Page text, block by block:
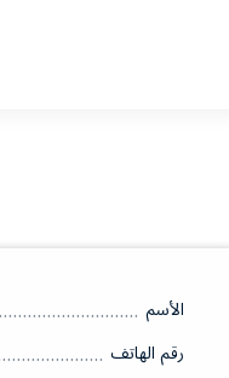
الأسم
رقم الهاتف